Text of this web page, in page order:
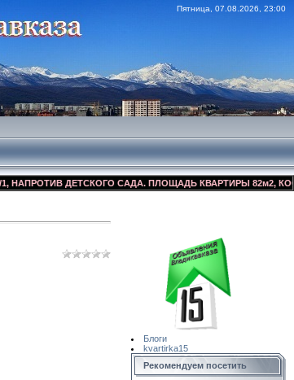
Пятница, 07.08.2026, 23:00
ДЕТСКОГО САДА. ПЛОЩАДЬ КВАРТИРЫ 82м2,
Блоги
kvartirka15
Рекомендуем посетить